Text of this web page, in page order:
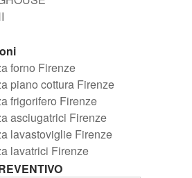
forno Firenze
piano cottura Firenze
frigorifero Firenze
asciugatrici Firenze
lavastoviglie Firenze
lavatrici Firenze